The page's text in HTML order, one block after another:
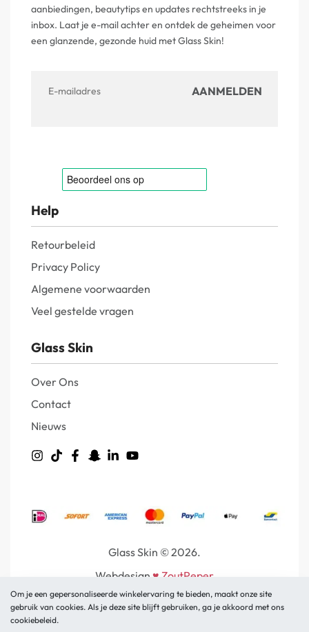
aanbiedingen, beautytips en updates rechtstreeks in je
inbox. Laat je e-mail achter en ontdek de geheimen voor
een glanzende, gezonde huid met Glass Skin!
Help
Retourbeleid
Privacy Policy
Algemene voorwaarden
Veel gestelde vragen
Glass Skin
Over Ons
Contact
Nieuws
Glass Skin © 2026.
Webdesign ♥ ZoutPeper
Om je een gepersonaliseerde winkelervaring te bieden, maakt onze site
gebruik van cookies. Als je deze site blijft gebruiken, ga je akkoord met ons
cookiebeleid.